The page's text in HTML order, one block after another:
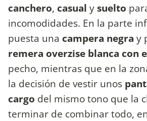
canchero, casual ysuelto
incomodidades. En la parte
puesta una campera negra y
remera overzise blanca con
pecho, mientras que en la
la decisión de vestir unos
cargo del mismo tono que la
terminar de combinar todo,